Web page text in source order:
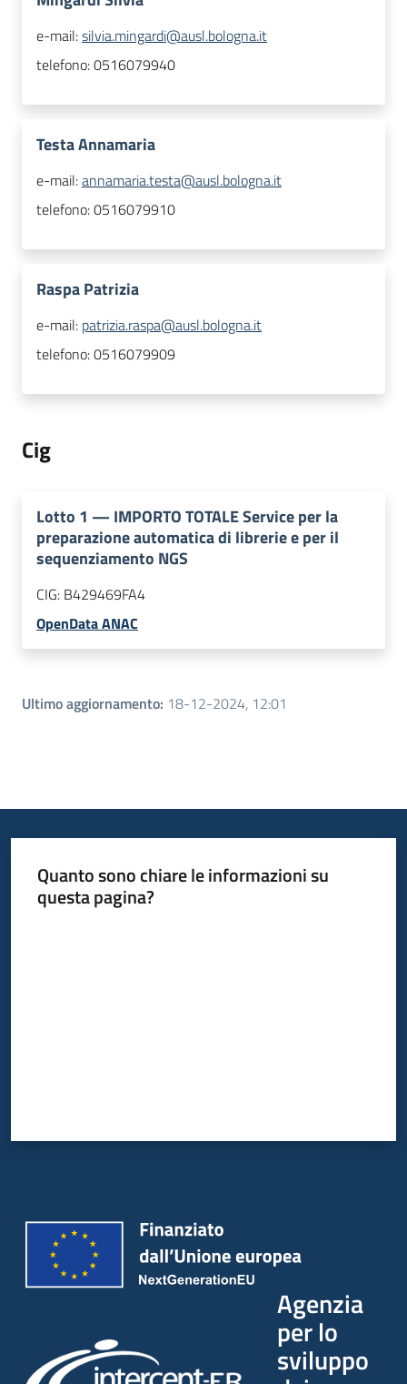
e-mail:silvia.mingardi@ausl.bologna.it
telefono:0516079940
Testa Annamaria
e-mail:annamaria.testa@ausl.bologna.it
telefono:0516079910
Raspa Patrizia
e-mail: patrizia.raspa@ausl.bologna.it
telefono:0516079909
Cig
Lotto 1 — IMPORTO TOTALE Service per la
preparazione automatica di librerie e per il
sequenziamento NGS
CIG: B429469FA4
OpenData ANAC
Ultimo aggiornamento: 18-12-2024, 12:01
Quanto sono chiare le informazioni su
questa pagina?
Agenzia
per lo
sviluppo